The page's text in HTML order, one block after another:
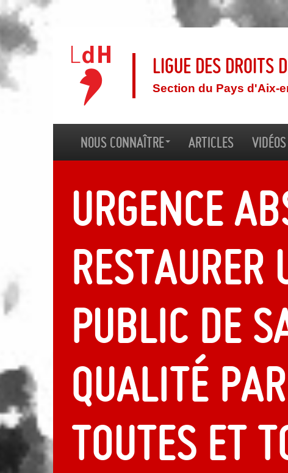
Ligue des droits
Section du Pays d'Aix-
Nous connaître Articles Vidéos
Urgence
restaurer
public de
qualité
toutes et